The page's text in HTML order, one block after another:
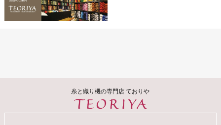
糸と織り機の専門店 ておりや